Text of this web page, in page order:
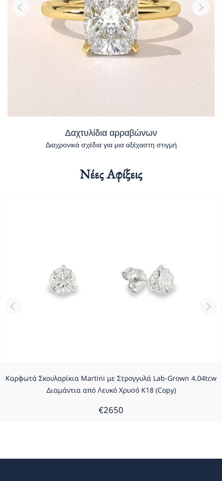
Δαχτυλίδια αρραβώνων
Διαχρονικά σχέδια για μια αξέχαστη στιγμή
Νέες Αφίξεις
Καρφωτά Σκουλαρίκια Martini με Στρογγυλά Lab-Grown 4.04tcw
Διαμάντια από Λευκό Χρυσό K18 (Copy)
€2650